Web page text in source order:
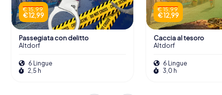
€ 15,99
€ 12,99
Passegiata con delitto
Altdorf
6 Lingue
2,5 h
€ 15,99
€ 12,99
Caccia al tesoro
Altdorf
6 Lingue
3,0 h